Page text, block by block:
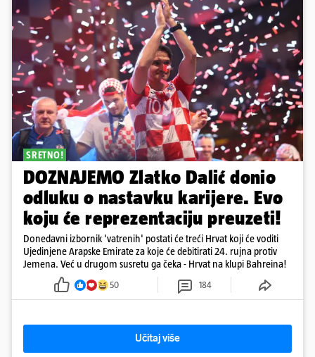
SRETNO!
DOZNAJEMO Zlatko Dalić donio
odluku o nastavku karijere. Evo
koju će reprezentaciju preuzeti!
Donedavni izbornik 'vatrenih' postati će treći Hrvat koji će voditi
Ujedinjene Arapske Emirate za koje će debitirati 24. rujna protiv
Jemena. Već u drugom susretu ga čeka - Hrvat na klupi Bahreina!
50 184
Učitaj više